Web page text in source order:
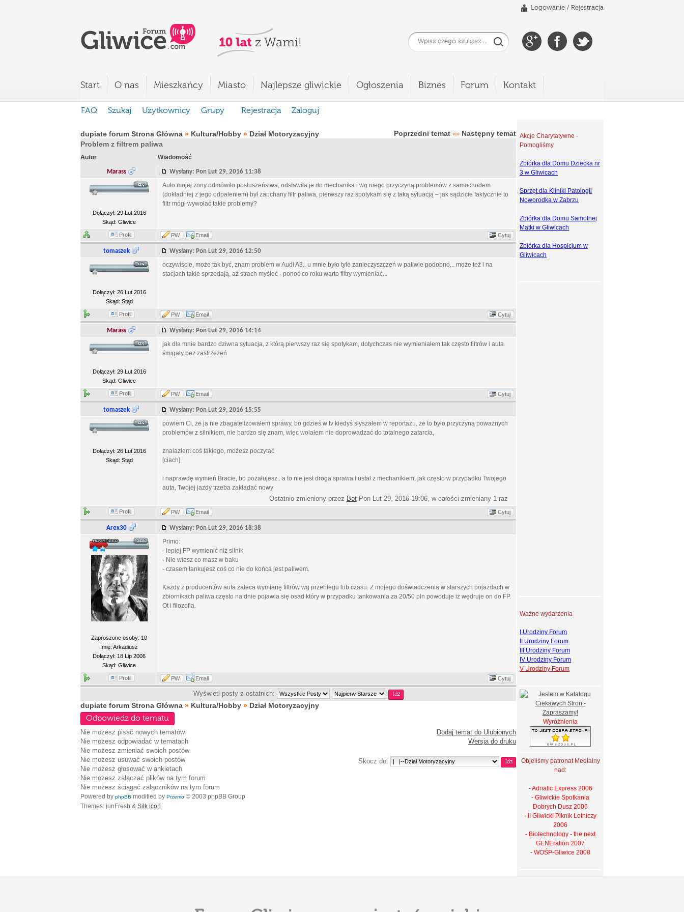
Logowanie / Rejestracja
Start O nas Mieszkańcy Miasto Najlepsze gliwickie Ogłoszenia Biznes Forum Kontakt
FAQ Szukaj Użytkownicy Grupy Rejestracja Zaloguj
dupiate forum Strona Główna » Kultura/Hobby » Dział Motoryzacyjny Poprzedni temat «» Następny temat
Problem z filtrem paliwa
Autor Wiadomość
Marass Wysłany: Pon Lut 29, 2016 11:38
Dołączył: 29 Lut 2016
Skąd: Gliwice
Auto mojej żony odmówiło posłuszeństwa, odstawiła je do mechanika i wg niego przyczyną problemów z samochodem
(dokładniej z jego odpaleniem) był zapchany filtr paliwa, pierwszy raz spotykam się z taką sytuacją – jak sądzicie faktycznie to
filtr mógł wywołać takie problemy?
Profil PW Email Cytuj
tomaszek Wysłany: Pon Lut 29, 2016 12:50
Dołączył: 26 Lut 2016
Skąd: Stąd
oczywiście, może tak być, znam problem w Audi A3.. u mnie było tyle zanieczyszczeń w paliwie podobno... może też i na
stacjach takie sprzedają, aż strach myśleć - ponoć co roku warto filtry wymieniać...
Profil PW Email Cytuj
Marass Wysłany: Pon Lut 29, 2016 14:14
Dołączył: 29 Lut 2016
Skąd: Gliwice
jak dla mnie bardzo dziwna sytuacja, z którą pierwszy raz się spotykam, dotychczas nie wymieniałem tak często filtrów i auta
śmigały bez zastrzeżeń
Profil PW Email Cytuj
tomaszek Wysłany: Pon Lut 29, 2016 15:55
Dołączył: 26 Lut 2016
Skąd: Stąd
powiem Ci, że ja nie zbagatelizowałem sprawy, bo gdzieś w tv kiedyś słyszałem w reportażu, że to było przyczyną poważnych
problemów z silnikiem, nie bardzo się znam, więc wolałem nie doprowadzać do totalnego zatarcia,
znalazłem coś takiego, możesz poczytać
[ciach]
i naprawdę wymień Bracie, bo pożałujesz.. a to nie jest droga sprawa i ustal z mechanikiem, jak często w przypadku Twojego
auta, Twojej jazdy trzeba zakładać nowy
Ostatnio zmieniony przez Bot Pon Lut 29, 2016 19:06, w całości zmieniany 1 raz
Profil PW Email Cytuj
Arex30 Wysłany: Pon Lut 29, 2016 18:38
Zaproszone osoby: 10
Imię: Arkadiusz
Dołączył: 18 Lip 2006
Skąd: Gliwice
Primo:
- lepiej FP wymienić niż silnik
- Nie wiesz co masz w baku
- czasem tankujesz coś co nie do końca jest paliwem.
Każdy z producentów auta zaleca wymianę filtrów wg przebiegu lub czasu. Z mojego doświadczenia w starszych pojazdach w
zbiornikach paliwa często na dnie pojawia się osad który w przypadku tankowania za 20/50 pln powoduje iż wędruje on do FP.
Ot i filozofia.
Profil PW Email Cytuj
Wyświetl posty z ostatnich:
dupiate forum Strona Główna » Kultura/Hobby » Dział Motoryzacyjny
Odpowiedz do tematu
Nie możesz pisać nowych tematów
Nie możesz odpowiadać w tematach
Nie możesz zmieniać swoich postów
Nie możesz usuwać swoich postów
Nie możesz głosować w ankietach
Nie możesz załączać plików na tym forum
Nie możesz ściągać załączników na tym forum
Dodaj temat do Ulubionych
Wersja do druku
Skocz do:
Powered by phpBB modified by Przemo © 2003 phpBB Group
Themes: junFresh & Silk icon
Akcje Charytatywne -
Pomogliśmy
Zbiórka dla Domu Dziecka nr
3 w Gliwicach
Sprzęt dla Kliniki Patologii
Noworodka w Zabrzu
Zbiórka dla Domu Samotnej
Matki w Gliwicach
Zbiórka dla Hospicjum w
Gliwicach
Ważne wydarzenia
I Urodziny Forum
II Urodziny Forum
III Urodziny Forum
IV Urodziny Forum
V Urodziny Forum
Wyróżnienia
Objeliśmy patronat Medialny
nad:
- Adriatic Express 2006
- Gliwickie Spotkania
Dobrych Dusz 2006
- II Gliwicki Piknik Lotniczy
2006
- Biotechnology - the next
GENEration 2007
- WOŚP-Gliwice 2008